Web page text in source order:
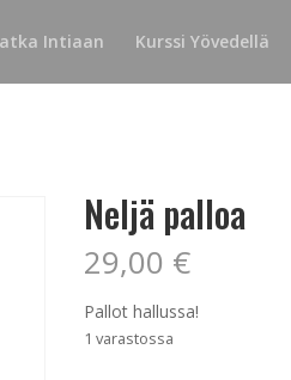
Intiaan Kurssi Yövedellä
Neljä palloa
29,00 €
Pallot hallussa!
1 varastossa